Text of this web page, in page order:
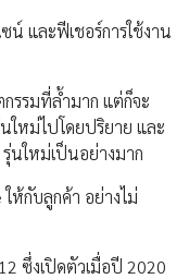
น์ และฟีเชอร์การใช้งาน
รรมที่ล้ำมาก แต่ก็จะ
ใหม่ไปโดยปริยาย และ
นใหม่เป็นอย่างมาก
ให้กับลูกค้า อย่างไม่
ซึ่งเปิดตัวเมื่อปี 2020